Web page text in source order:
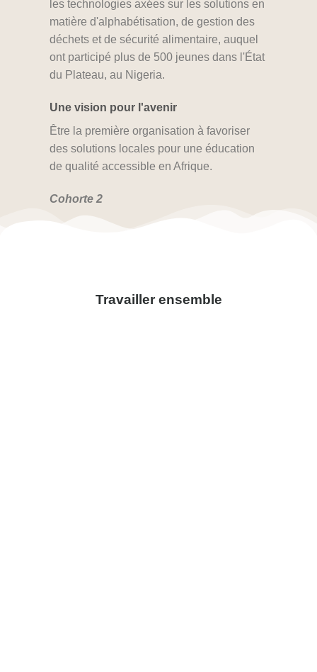
les technologies axées sur les solutions en
matière d'alphabétisation, de gestion des
déchets et de sécurité alimentaire, auquel
ont participé plus de 500 jeunes dans l'État
du Plateau, au Nigeria.
Une vision pour l'avenir
Être la première organisation à favoriser
des solutions locales pour une éducation
de qualité accessible en Afrique.
Cohorte 2
Travailler ensemble